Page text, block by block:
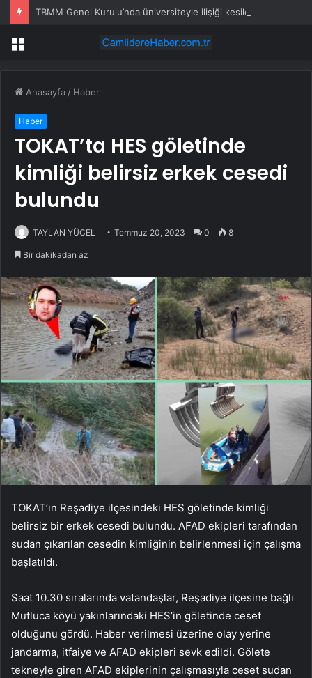
Menü
Anasayfa / Haber
Haber
TOKAT’ta HES göletinde
kimliği belirsiz erkek cesedi
bulundu
TAYLAN YÜCEL Temmuz 20, 2023 0 8
Bir dakikadan az
TOKAT’ın Reşadiye ilçesindeki HES göletinde kimliği
belirsiz bir erkek cesedi bulundu. AFAD ekipleri tarafından
sudan çıkarılan cesedin kimliğinin belirlenmesi için çalışma
başlatıldı.
Saat 10.30 sıralarında vatandaşlar, Reşadiye ilçesine bağlı
Mutluca köyü yakınlarındaki HES’in göletinde ceset
olduğunu gördü. Haber verilmesi üzerine olay yerine
jandarma, itfaiye ve AFAD ekipleri sevk edildi. Gölete
tekneyle giren AFAD ekiplerinin çalışmasıyla ceset sudan